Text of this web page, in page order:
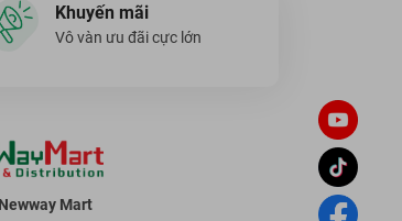
Khuyến mãi
Vô vàn ưu đãi cực lớn
Mart